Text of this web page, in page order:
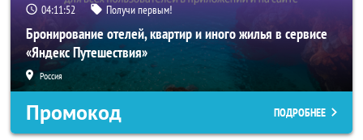
04:11:52 Получи первым!
Бронирование отелей, квартир и иного жилья в сервисе
«Яндекс Путешествия»
Россия
Промокод ПОДРОБНЕЕ